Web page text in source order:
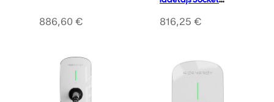
886,60 € 816,25 €